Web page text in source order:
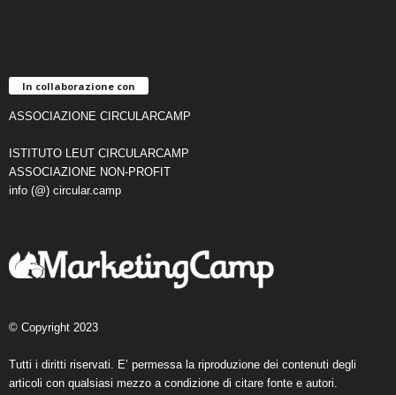
In collaborazione con
ASSOCIAZIONE CIRCULARCAMP
ISTITUTO LEUT CIRCULARCAMP
ASSOCIAZIONE NON-PROFIT
info (@) circular.camp
© Copyright 2023
Tutti i diritti riservati. E’ permessa la riproduzione dei contenuti degli
articoli con qualsiasi mezzo a condizione di citare fonte e autori.